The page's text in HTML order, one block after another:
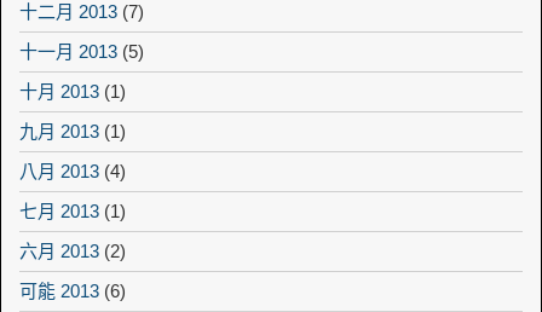
十二月 2013 (7)
十一月 2013 (5)
十月 2013 (1)
九月 2013 (1)
八月 2013 (4)
七月 2013 (1)
六月 2013 (2)
可能 2013 (6)